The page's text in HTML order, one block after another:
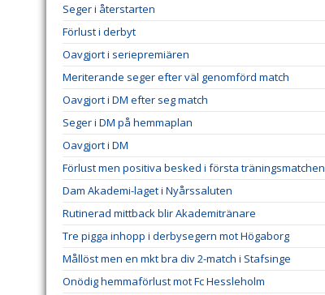
Seger i återstarten
Förlust i derbyt
Oavgjort i seriepremiären
Meriterande seger efter väl genomförd match
Oavgjort i DM efter seg match
Seger i DM på hemmaplan
Oavgjort i DM
Förlust men positiva besked i första träningsmatchen
Dam Akademi-laget i Nyårssaluten
Rutinerad mittback blir Akademitränare
Tre pigga inhopp i derbysegern mot Högaborg
Mållöst men en mkt bra div 2-match i Stafsinge
Onödig hemmaförlust mot Fc Hessleholm